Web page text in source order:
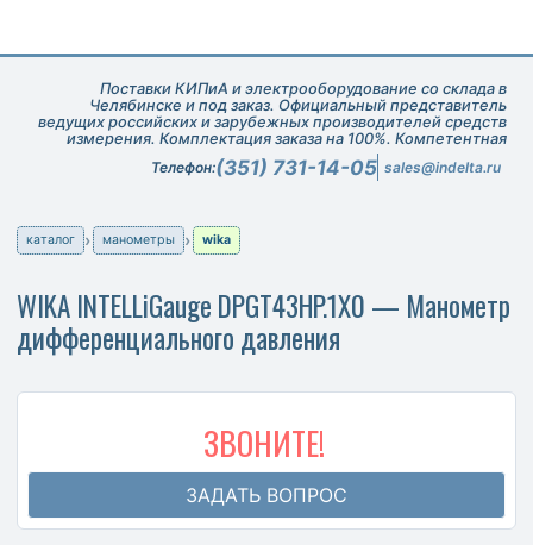
Поставки КИПиА и электрооборудование со склада в
Челябинске и под заказ. Официальный представитель
ведущих российских и зарубежных производителей средств
измерения. Комплектация заказа на 100%. Компетентная
техническая поддержка при подборе оборудования.
Телефон:(351) 731-14-05 sales@indelta.ru
каталог манометры wika
WIKA INTELLiGauge DPGT43HP.1X0 — Манометр
дифференциального давления
ЗВОНИТЕ!
ЗАДАТЬ ВОПРОС